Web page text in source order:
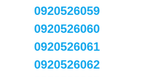
0920526059
0920526060
0920526061
0920526062